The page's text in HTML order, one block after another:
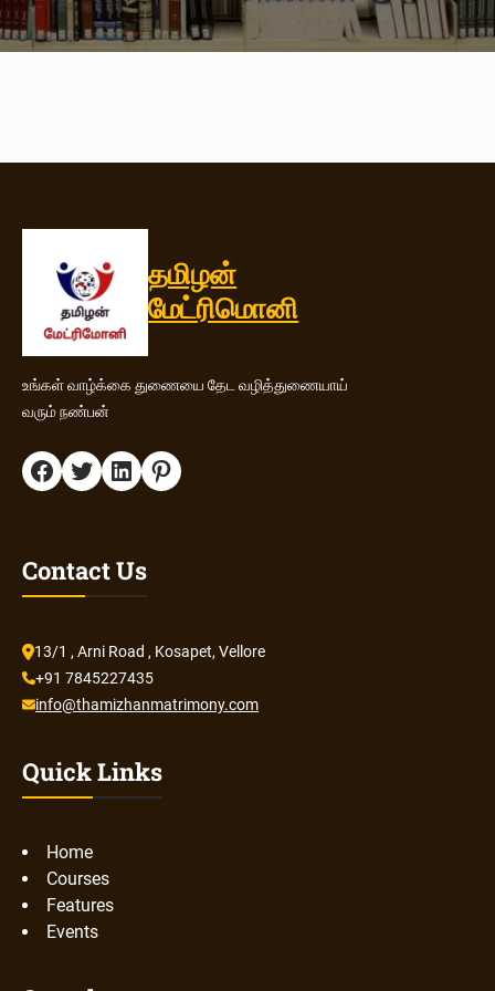
தமிழன்
மேட்ரிமொனி
உங்கள் வாழ்க்கை துணையை தேட வழித்துணையாய்
வரும் நண்பன்
Facebook Twitter LinkedIn Pinterest
Contact Us
13/1 , Arni Road , Kosapet, Vellore
+91 7845227435
info@thamizhanmatrimony.com
Quick Links
Home
Courses
Features
Events